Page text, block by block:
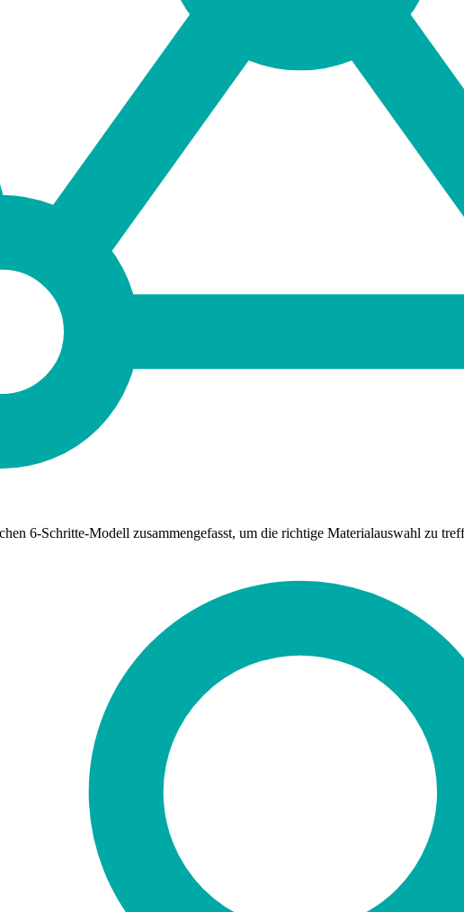
6-Schritte-Modell zusammengefasst, um die richtige Materialauswahl zu